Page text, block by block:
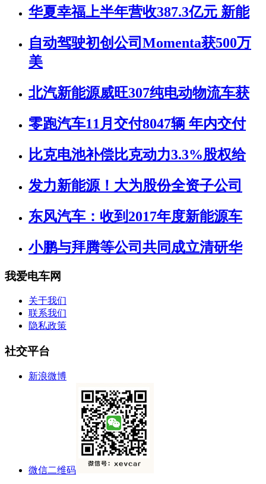
华夏幸福上半年营收387.3亿元 新能
自动驾驶初创公司Momenta获500万
美
北汽新能源威旺307纯电动物流车获
零跑汽车11月交付8047辆 年内交付
比克电池补偿比克动力3.3%股权给
发力新能源！大为股份全资子公司
东风汽车：收到2017年度新能源车
小鹏与拜腾等公司共同成立清研华
我爱电车网
关于我们
联系我们
隐私政策
社交平台
新浪微博
微信二维码